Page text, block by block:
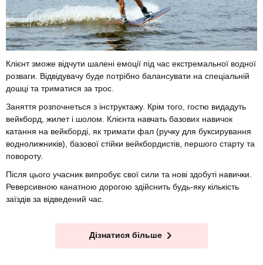
Клієнт зможе відчути шалені емоції під час екстремальної водної
розваги. Відвідувачу буде потрібно балансувати на спеціальній
дошці та триматися за трос.
Заняття розпочнеться з інструктажу. Крім того, гостю видадуть
вейкборд, жилет і шолом. Клієнта навчать базових навичок
катання на вейкборді, як тримати фал (ручку для буксирування
воднолижників), базової стійки вейкбордистів, першого старту та
повороту.
Після цього учасник випробує свої сили та нові здобуті навички.
Реверсивною канатною дорогою здійснить будь-яку кількість
заїздів за відведений час.
Дізнатися більше